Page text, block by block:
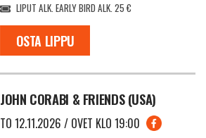
LIPUT ALK. EARLY BIRD ALK. 25 €
OSTA LIPPU
JOHN CORABI & FRIENDS (USA)
TO 12.11.2026 / OVET KLO 19:00